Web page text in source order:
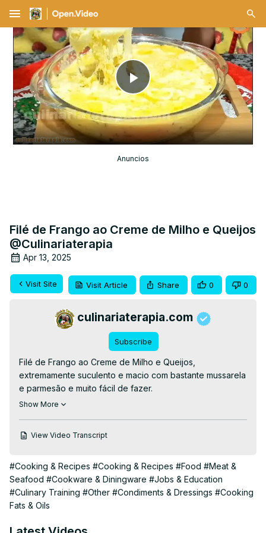
menu
Play
Video
Anuncios
Filé de Frango ao Creme de Milho e Queijos
@Culinariaterapia
Apr 13, 2025
Visit Site Visit Article Share 0 0
culinariaterapia.com
Subscribe
Filé de Frango ao Creme de Milho e Queijos,
extremamente suculento e macio com bastante mussarela
e parmesão e muito fácil de fazer.
👉RECEITA ESCRITA👉
Show More
View Video Transcript
#Cooking & Recipes #Cooking & Recipes #Food #Meat &
Seafood #Cookware & Diningware #Jobs & Education
#Culinary Training #Other #Condiments & Dressings #Cooking
Fats & Oils